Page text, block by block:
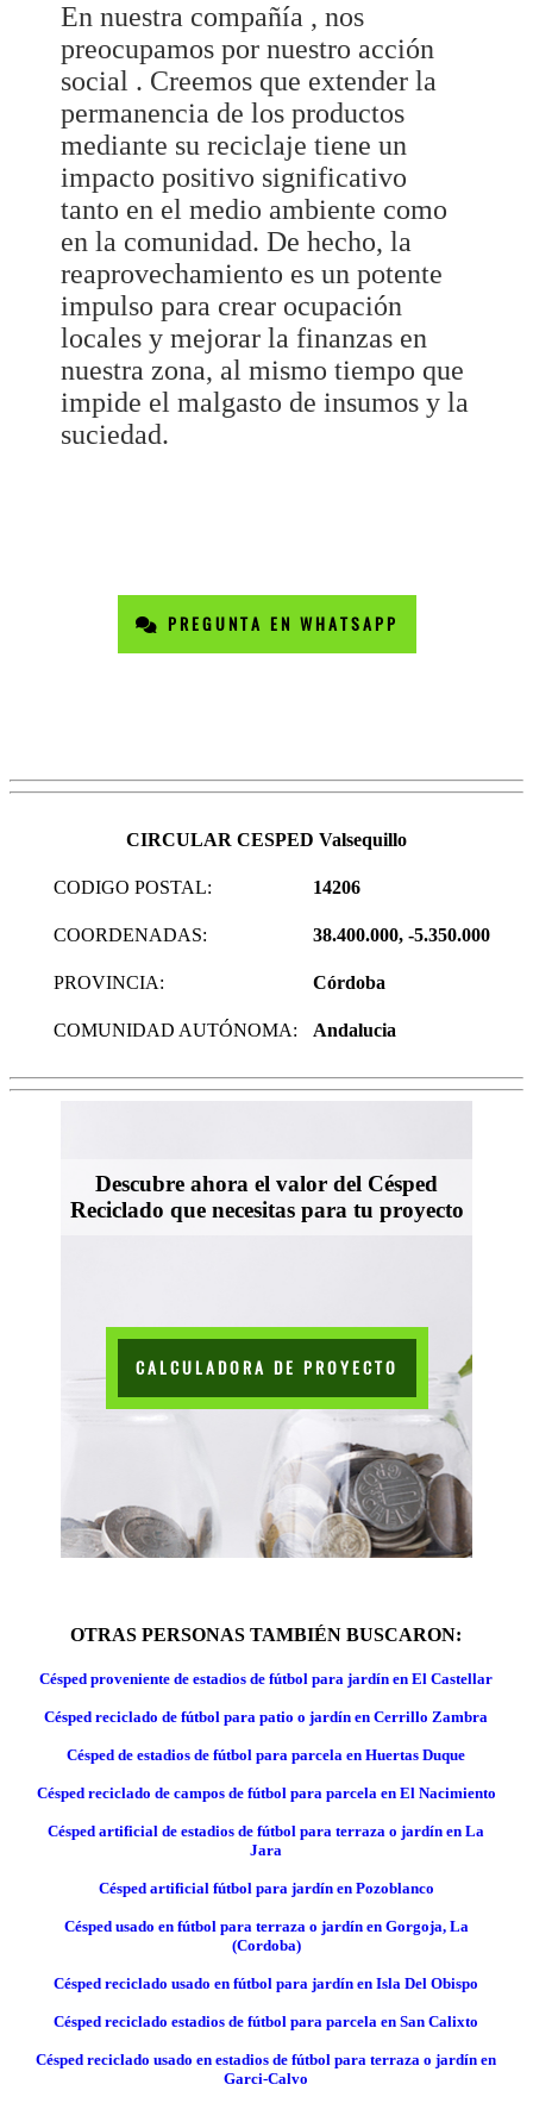
En nuestra compañía , nos
preocupamos por nuestro acción
social . Creemos que extender la
permanencia de los productos
mediante su reciclaje tiene un
impacto positivo significativo
tanto en el medio ambiente como
en la comunidad. De hecho, la
reaprovechamiento es un potente
impulso para crear ocupación
locales y mejorar la finanzas en
nuestra zona, al mismo tiempo que
impide el malgasto de insumos y la
suciedad.
PREGUNTA EN WHATSAPP
CIRCULAR CESPED Valsequillo
CODIGO POSTAL: 14206
COORDENADAS: 38.400.000, -5.350.000
PROVINCIA: Córdoba
COMUNIDAD AUTÓNOMA: Andalucia
Descubre ahora el valor del Césped
Reciclado que necesitas para tu proyecto
CALCULADORA DE PROYECTO
OTRAS PERSONAS TAMBIÉN BUSCARON:
Césped proveniente de estadios de fútbol para jardín en El Castellar
Césped reciclado de fútbol para patio o jardín en Cerrillo Zambra
Césped de estadios de fútbol para parcela en Huertas Duque
Césped reciclado de campos de fútbol para parcela en El Nacimiento
Césped artificial de estadios de fútbol para terraza o jardín en La
Jara
Césped artificial fútbol para jardín en Pozoblanco
Césped usado en fútbol para terraza o jardín en Gorgoja, La
(Cordoba)
Césped reciclado usado en fútbol para jardín en Isla Del Obispo
Césped reciclado estadios de fútbol para parcela en San Calixto
Césped reciclado usado en estadios de fútbol para terraza o jardín en
Garci-Calvo